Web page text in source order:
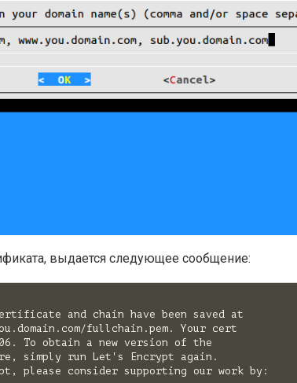
выдается следующее сообщение:
and chain have been saved at
fullchain.pem. Your cert
To obtain a new version of the
simply run Let's Encrypt again.
please consider supporting our work by: